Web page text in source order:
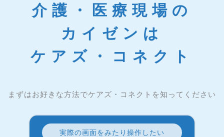
介護・医療現場の
カイゼンは
ケアズ・コネクト
まずはお好きな方法でケアズ・コネクトを知ってください
実際の画面をみたり操作したい